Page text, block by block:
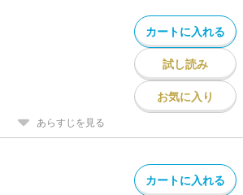
カートに入れる
試し読み
お気に入り
あらすじを見る
カートに入れる